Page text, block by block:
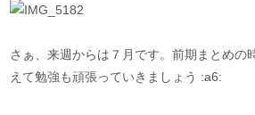
さぁ、来週からは７月です。前期まとめの
えて勉強も頑張っていきましょう :a6: